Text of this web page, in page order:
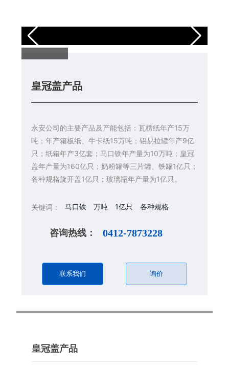
皇冠盖产品
永安公司的主要产品及产能包括：瓦楞纸年产15万
吨；年产箱板纸、牛卡纸15万吨；铝易拉罐年产9亿
只；纸箱年产3亿套；马口铁年产量为10万吨；皇冠
盖年产量为160亿只；奶粉罐等三片罐、铁罐1亿只；
各种规格旋开盖1亿只；玻璃瓶年产量为1亿只。
关键词： 马口铁 万吨 1亿只 各种规格
咨询热线： 0412-7873228
联系我们 询价
皇冠盖产品